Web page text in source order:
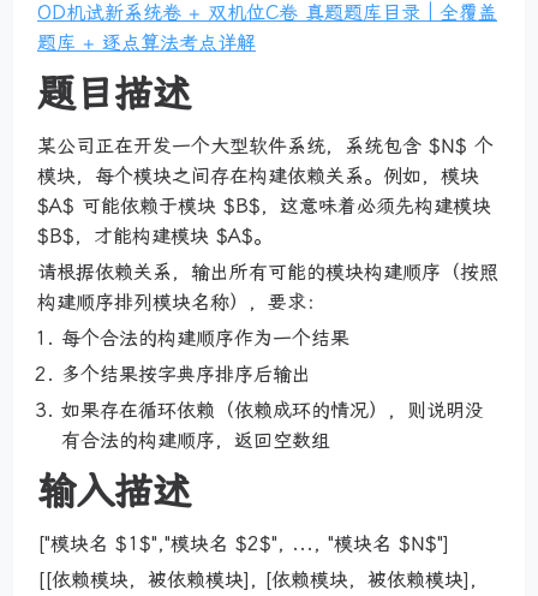
OD机试新系统卷 + 双机位C卷 真题题库目录｜全覆盖
题库 + 逐点算法考点详解
题目描述
某公司正在开发一个大型软件系统，系统包含 $N$ 个
模块，每个模块之间存在构建依赖关系。例如，模块
$A$ 可能依赖于模块 $B$，这意味着必须先构建模块
$B$，才能构建模块 $A$。
请根据依赖关系，输出所有可能的模块构建顺序（按照
构建顺序排列模块名称），要求：
每个合法的构建顺序作为一个结果
多个结果按字典序排序后输出
如果存在循环依赖（依赖成环的情况），则说明没
有合法的构建顺序，返回空数组
输入描述
["模块名 $1$","模块名 $2$", ..., "模块名 $N$"]
[[依赖模块，被依赖模块], [依赖模块，被依赖模块],